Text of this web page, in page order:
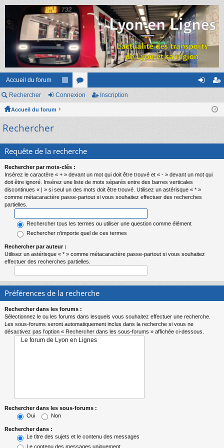
Accueil du forum
ac
s
or
cri
Rechercher Connexion Inscription
Accueil du forum
Rechercher
Requête de la recherche
Rechercher par mots-clés :
Insérez le caractère « + » devant un mot qui doit être trouvé et « - » devant un mot qui
doit être ignoré. Insérez une liste de mots séparés entre des barres verticales
discontinues « | » si seul un des mots doit être trouvé. Utilisez un astérisque « * »
comme métacaractère passe-partout si vous souhaitez effectuer des recherches
partielles.
Rechercher tous les termes ou utiliser une question comme élément
Rechercher n’importe quel de ces termes
Rechercher par auteur :
Utilisez un astérisque « * » comme métacaractère passe-partout si vous souhaitez
effectuer des recherches partielles.
Préférences de la recherche
Rechercher dans les forums :
Sélectionnez le ou les forums dans lesquels vous souhaitez effectuer une recherche.
Les sous-forums seront automatiquement inclus dans la recherche si vous ne
désactivez pas l’option « Rechercher dans les sous-forums » affichée ci-dessous.
Rechercher dans les sous-forums :
Oui
Non
Rechercher dans :
Le titre des sujets et le contenu des messages
Le contenu des messages uniquement